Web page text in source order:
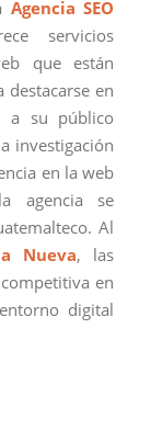
Agencia SEO
servicios
que están
destacarse en
a su público
investigación
en la web
agencia se
Al
Nueva, las
en
digital